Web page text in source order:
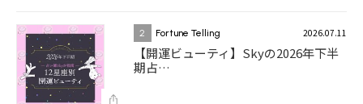
2 Fortune Telling 2026.07.11
【開運ビューティ】Skyの2026年下半
期占…